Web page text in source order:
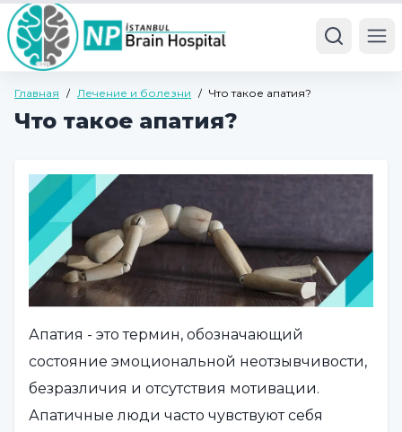
Главная / Лечение и болезни / Что такое апатия?
Что такое апатия?
Апатия - это термин, обозначающий
состояние эмоциональной неотзывчивости,
безразличия и отсутствия мотивации.
Апатичные люди часто чувствуют себя